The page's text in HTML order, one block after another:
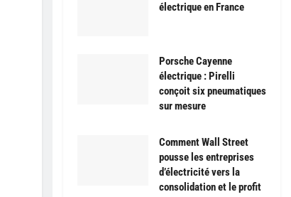
électrique en France
Porsche Cayenne
électrique : Pirelli
conçoit six pneumatiques
sur mesure
Comment Wall Street
pousse les entreprises
d’électricité vers la
consolidation et le profit